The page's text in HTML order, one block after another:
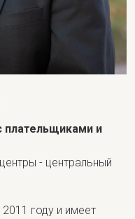
плательщиками и
- центральный
году и имеет